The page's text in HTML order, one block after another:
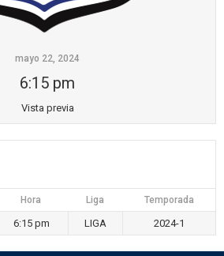
mayo 22, 2024
6:15 pm
Vista previa
Hora Liga Temporada
6:15 pm LIGA 2024-1